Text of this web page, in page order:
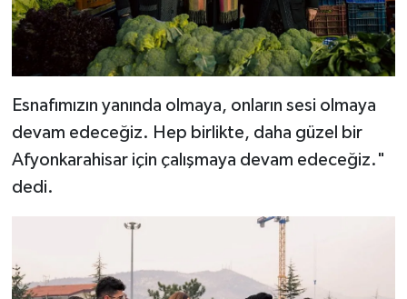
Esnafımızın yanında olmaya, onların sesi olmaya
devam edeceğiz. Hep birlikte, daha güzel bir
Afyonkarahisar için çalışmaya devam edeceğiz."
dedi.